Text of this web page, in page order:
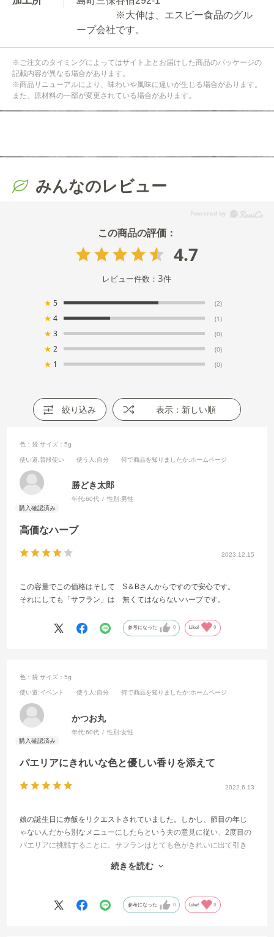
※大伸は、エスビー食品のグル
ープ会社です。
※ご注文のタイミングによってはサイト上とお届けした商品のパッケージの
記載内容が異なる場合があります。
※商品リニューアルにより、味わいや風味に違いが生じる場合があります。
また、原材料の一部が変更されている場合があります。
みんなのレビュー
4.7
レビュー件数：3件
★ 5 (2)
★ 4 (1)
★ 3 (0)
★ 2 (0)
★ 1 (0)
絞り込み 表示：新しい順
2023.12.15
高価なハーブ
色：袋 サイズ：5g
使い道:普段使い 使う人 :自分 何で商品を知りましたか:ホームページ
勝どき太郎
年代:60代 性別:男性
この容量でこの価格はそして S＆Bさんからですので安心です。
それにしても「サフラン」は 無くてはならないハーブです。
参考になった 0 Like! 0
2022.6.13
パエリアにきれいな色と優しい香りを添えて
色：袋 サイズ：5g
使い道:イベント 使う人 :自分 何で商品を知りましたか:ホームページ
かつお丸
年代:60代 性別:女性
娘の誕生日に赤飯をリクエストされていました。しかし、節目の年じ
ゃないんだから別なメニューにしたらという夫の意見に従い、2度目の
パエリアに挑戦することに。サフランはとても色がきれいに出て引き
やパプリカにはない高貴さを感じました。家族も喜んで食べてくれ
す。海のパエリア、山のパエリアなどいろいろあるようですから、こ
れからもサフランを使った料理を作ってみたいと思っています。
続きを読む
参考になった 0 Like! 0